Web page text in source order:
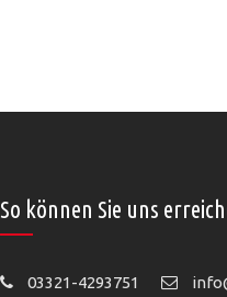
So können Sie uns
03321-4293751